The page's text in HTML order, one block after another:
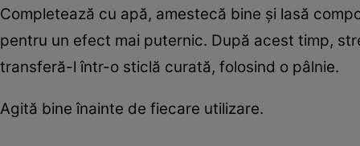
Completează cu apă, amestecă bine și lasă
pentru un efect mai puternic. După acest timp,
transferă-l într-o sticlă curată, folosind o pâlnie.
Agită bine înainte de fiecare utilizare.